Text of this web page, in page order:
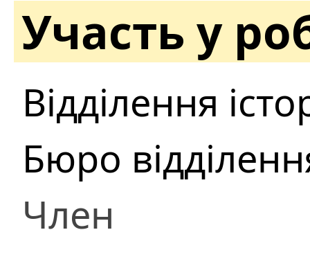
Участь у
Відділення
Бюро
Член